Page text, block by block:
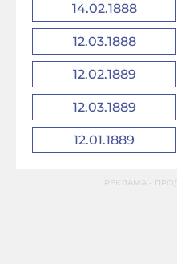
14.02.1888
12.03.1888
12.02.1889
12.03.1889
12.01.1889
РЕКЛАМА -